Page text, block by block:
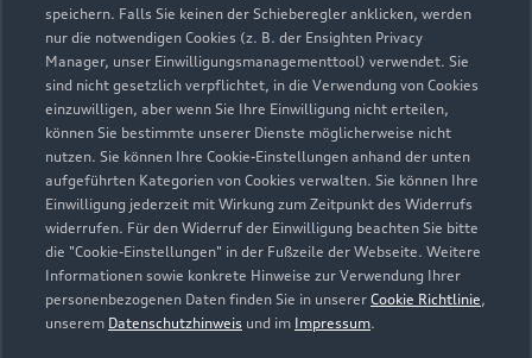
speichern. Falls Sie keinen der Schieberegler anklicken, werden
nur die notwendigen Cookies (z. B. der Ensighten Privacy
Manager, unser Einwilligungsmanagementtool) verwendet. Sie
sind nicht gesetzlich verpflichtet, in die Verwendung von Cookies
einzuwilligen, aber wenn Sie Ihre Einwilligung nicht erteilen,
können Sie bestimmte unserer Dienste möglicherweise nicht
nutzen. Sie können Ihre Cookie-Einstellungen anhand der unten
aufgeführten Kategorien von Cookies verwalten. Sie können Ihre
Einwilligung jederzeit mit Wirkung zum Zeitpunkt des Widerrufs
widerrufen. Für den Widerruf der Einwilligung beachten Sie bitte
die "Cookie-Einstellungen" in der Fußzeile der Webseite. Weitere
Informationen sowie konkrete Hinweise zur Verwendung Ihrer
personenbezogenen Daten finden Sie in unserer Cookie Richtlinie,
unserem Datenschutzhinweis und im Impressum.
Simmerner Straße 14
55494 Rheinböllen
06764 688
ah.gutenberger@auto-gutenberger.de
Kontaktdaten herunterladen